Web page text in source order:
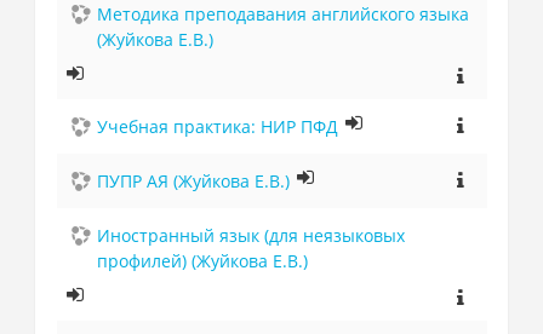
Методика преподавания английского языка
(Жуйкова Е.В.)
Учебная практика: НИР ПФД
ПУПР АЯ (Жуйкова Е.В.)
Иностранный язык (для неязыковых
профилей) (Жуйкова Е.В.)